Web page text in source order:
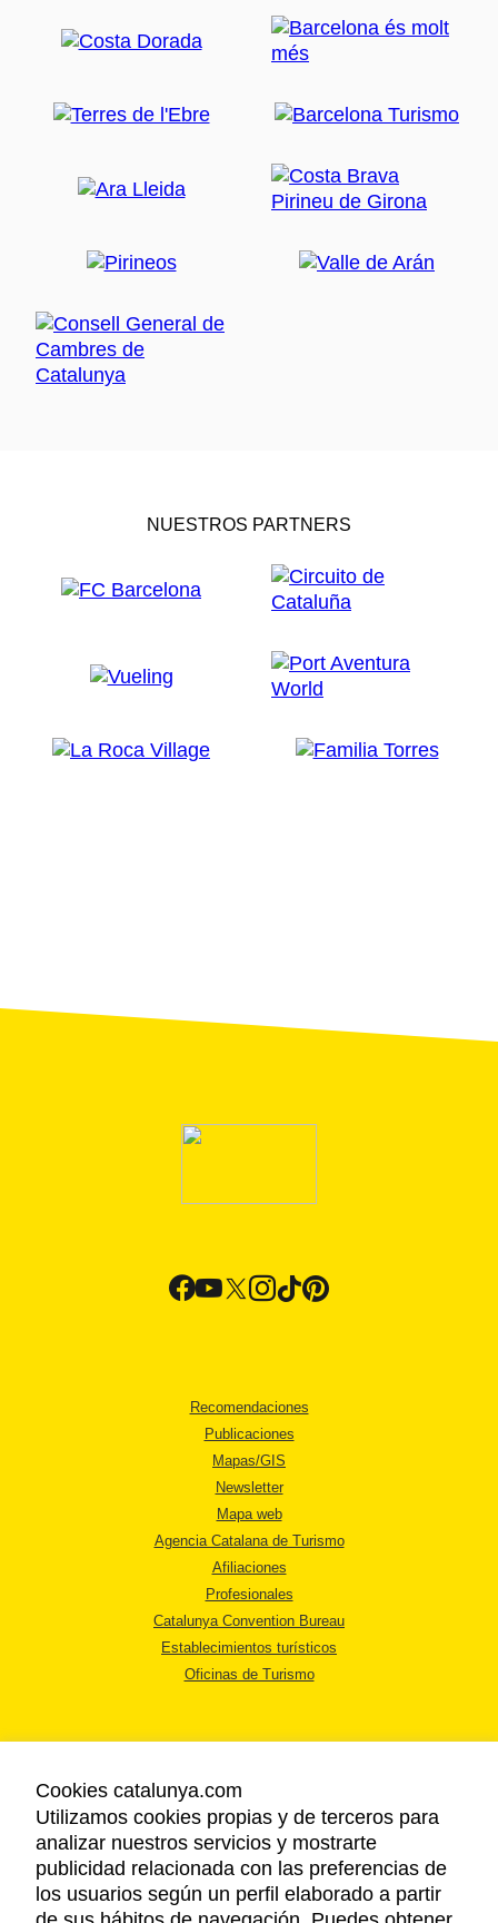
NUESTROS PARTNERS
Recomendaciones
Publicaciones
Mapas/GIS
Newsletter
Mapa web
Agencia Catalana de Turismo
Afiliaciones
Profesionales
Catalunya Convention Bureau
Establecimientos turísticos
Oficinas de Turismo
AVISO LEGAL
POLÍTICA DE PRIVACIDAD
COOKIES
ACCESSIBILIDAD
Cookies catalunya.com
Utilizamos cookies propias y de terceros para
analizar nuestros servicios y mostrarte
publicidad relacionada con las preferencias de
los usuarios según un perfil elaborado a partir